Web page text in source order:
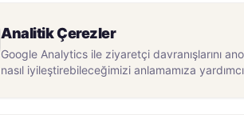
Analitik Çerezler
Google Analytics ile ziyaretçi davranışlarını
nasıl iyileştirebileceğimizi anlamamıza